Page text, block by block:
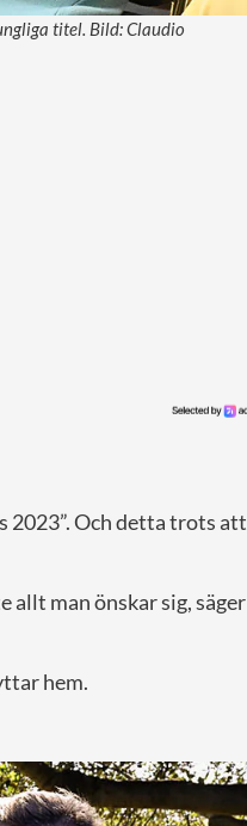
titel. Bild: Claudio
2023”. Och detta trots att
allt man önskar sig, säger
hem.